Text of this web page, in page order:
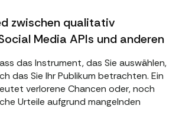
zwischen qualitativ
Media APIs und anderen
das Instrument, das Sie auswählen,
das Sie Ihr Publikum betrachten. Ein
verlorene Chancen oder, noch
Urteile aufgrund mangelnden